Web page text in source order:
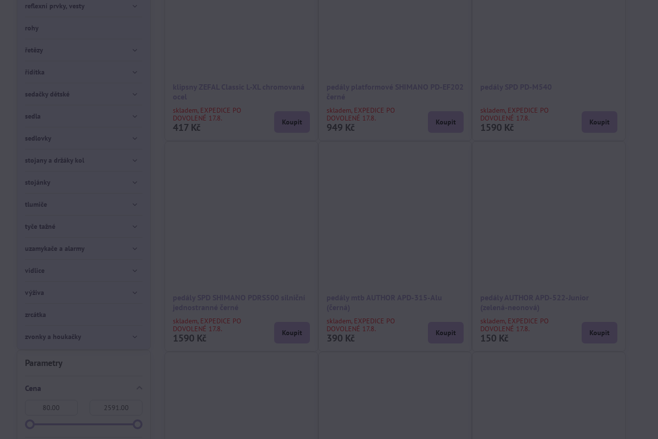
skladem, EXPEDICE PO
DOVOLENÉ 17.8.
417 Kč Koupit
skladem, EXPEDICE PO
DOVOLENÉ 17.8.
949 Kč Koupit
skladem, EXPEDICE PO
DOVOLENÉ 17.8.
1590 Kč Koupit
skladem, EXPEDICE PO
DOVOLENÉ 17.8.
1590 Kč Koupit
skladem, EXPEDICE PO
DOVOLENÉ 17.8.
390 Kč Koupit
skladem, EXPEDICE PO
DOVOLENÉ 17.8.
150 Kč Koupit
Parametry
Cena
reflexní prvky, vesty
rohy
řetězy
řídítka
sedačky dětské
sedla
sedlovky
stojany a držáky kol
stojánky
tlumiče
tyče tažné
uzamykače a alarmy
vidlice
výživa
zrcátka
zvonky a houkačky